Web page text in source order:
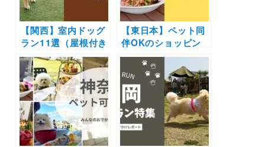
【関西】室内ドッグ
ラン11選（屋根付き
含む）！ドッグカフ
ェ併設や貸切OKの
施設を厳選（おでか
けレポートあり）
【東日本】ペット同
伴OKのショッピン
グモール12選！ドッ
グラン併設や愛犬と
食事を楽しめる施設
も♪（おでかけレポ
ートあり）